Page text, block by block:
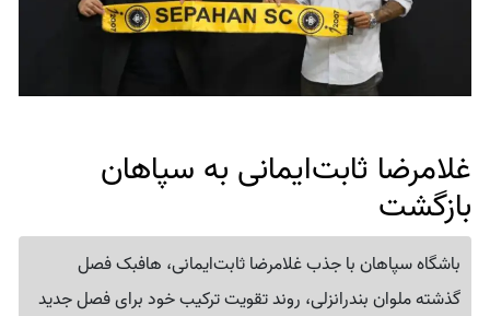
غلامرضا ثابت‌ایمانی به سپاهان
بازگشت
باشگاه سپاهان با جذب غلامرضا ثابت‌ایمانی، هافبک فصل
گذشته ملوان بندرانزلی، روند تقویت ترکیب خود برای فصل جدید